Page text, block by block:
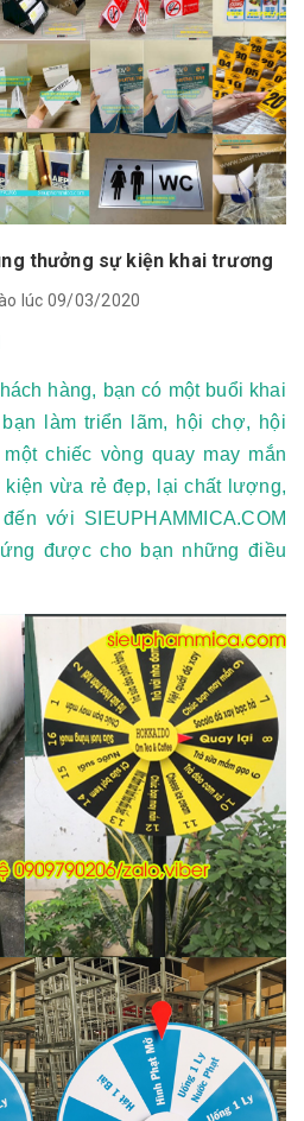
thưởng sự kiện khai trương
lúc 09/03/2020
hàng, bạn có một buổi khai
làm triển lãm, hội chợ, hội
chiếc vòng quay may mắn
vừa rẻ đẹp, lại chất lượng,
với SIEUPHAMMICA.COM
được cho bạn những điều